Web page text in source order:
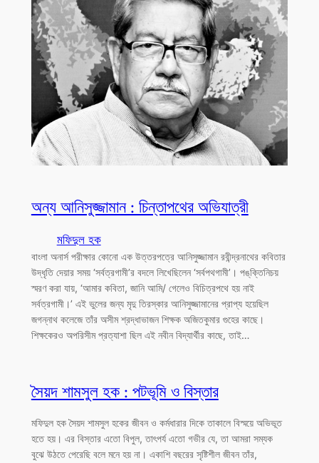
অন্য আনিসুজ্জামান : চিন্তাপথের অভিযাত্রী
মফিদুল হক
বাংলা অনার্স পরীক্ষার কোনো এক উত্তরপত্রে আনিসুজ্জামান রবীন্দ্রনাথের কবিতার
উদ্ধৃতি দেয়ার সময় ‘সর্বত্রগামী’র বদলে লিখেছিলেন ‘সর্বপথগামী’। পঙ্‌ক্তিনিচয়
স্মরণ করা যায়, ‘আমার কবিতা, জানি আমি/ গেলেও বিচিত্রপথে হয় নাই
সর্বত্রগামী।’ এই ভুলের জন্য মৃদু তিরস্কার আনিসুজ্জামানের প্রাপ্য হয়েছিল
জগন্নাথ কলেজে তাঁর অসীম শ্রদ্ধাভাজন শিক্ষক অজিতকুমার গুহের কাছে।
শিক্ষকেরও অপরিসীম প্রত্যাশা ছিল এই নবীন বিদ্যার্থীর কাছে, তাই…
সৈয়দ শামসুল হক : পটভূমি ও বিস্তার
মফিদুল হক সৈয়দ শামসুল হকের জীবন ও কর্মধারার দিকে তাকালে বিস্ময়ে অভিভূত
হতে হয়। এর বিস্তার এতো বিপুল, তাৎপর্য এতো গভীর যে, তা আমরা সম্যক
বুঝে উঠতে পেরেছি বলে মনে হয় না। একাশি বছরের সৃষ্টিশীল জীবন তাঁর,